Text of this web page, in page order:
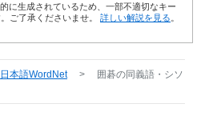
に生成されているため、一部不適切なキー
ご了承くださいませ。 詳しい解説を見る
日本語WordNet > 囲碁の同義語・シソ